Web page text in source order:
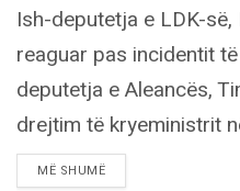
Ish-deputetja e LDK-
reaguar pas incidentit
deputetja e Aleancës,
drejtim të kryeministrit
MË SHUMËDETAILS